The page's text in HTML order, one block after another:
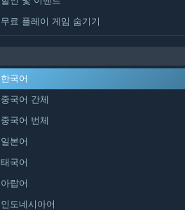
무료 플레이 게임 숨기기
한국어
중국어 간체
중국어 번체
일본어
태국어
아랍어
인도네시아어